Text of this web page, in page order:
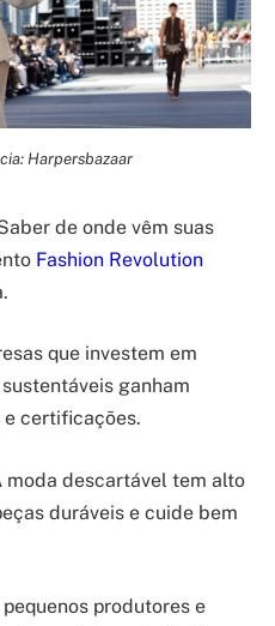
Harpersbazaar
de onde vêm suas
Fashion Revolution
que investem em
ganham
e certificações.
moda descartável tem alto
duráveis e cuide bem
produtores e